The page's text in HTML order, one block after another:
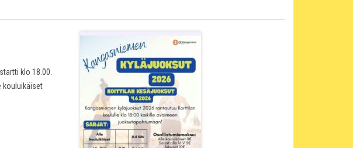
klo 18.00.
kouluikäiset